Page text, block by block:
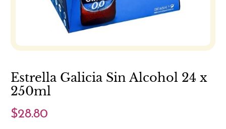
Estrella Galicia Sin Alcohol 24 x
250ml
$28.80